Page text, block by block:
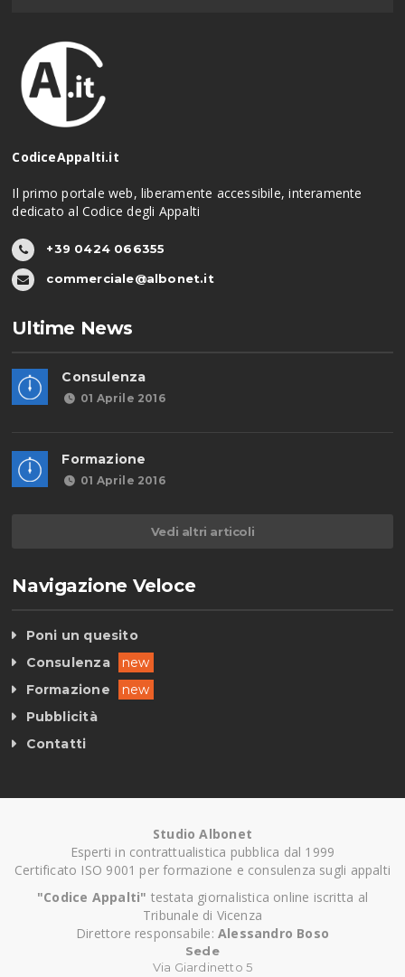
CodiceAppalti.it
Il primo portale web, liberamente accessibile, interamente
dedicato al Codice degli Appalti
+39 0424 066355
commerciale@albonet.it
Ultime News
Consulenza
01 Aprile 2016
Formazione
01 Aprile 2016
Vedi altri articoli
Navigazione Veloce
Poni un quesito
Consulenza
new
Formazione
new
Pubblicità
Contatti
Studio Albonet
Esperti in contrattualistica pubblica dal 1999
Certificato ISO 9001 per formazione e consulenza sugli appalti
"Codice Appalti" testata giornalistica online iscritta al
Tribunale di Vicenza
Direttore responsabile: Alessandro Boso
Sede
Via Giardinetto 5